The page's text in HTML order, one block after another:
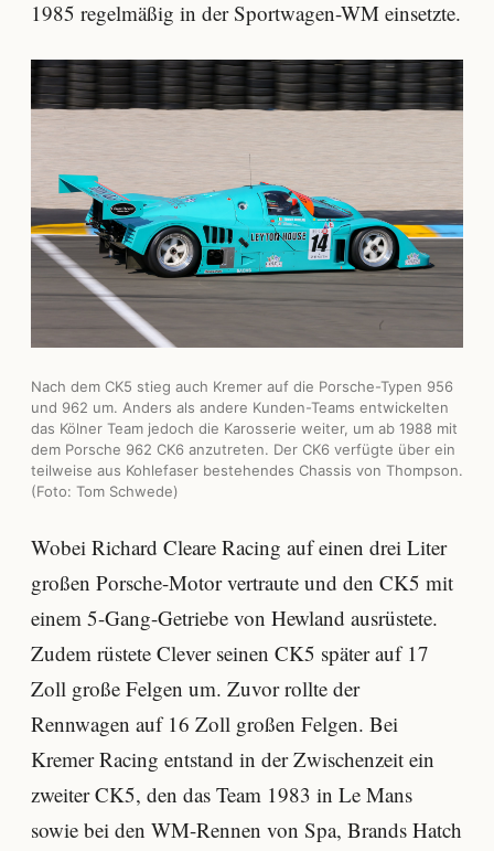
1985 regelmäßig in der Sportwagen-WM einsetzte.
Nach dem CK5 stieg auch Kremer auf die Porsche-Typen 956
und 962 um. Anders als andere Kunden-Teams entwickelten
das Kölner Team jedoch die Karosserie weiter, um ab 1988 mit
dem Porsche 962 CK6 anzutreten. Der CK6 verfügte über ein
teilweise aus Kohlefaser bestehendes Chassis von Thompson.
(Foto: Tom Schwede)
Wobei Richard Cleare Racing auf einen drei Liter
großen Porsche-Motor vertraute und den CK5 mit
einem 5-Gang-Getriebe von Hewland ausrüstete.
Zudem rüstete Clever seinen CK5 später auf 17
Zoll große Felgen um. Zuvor rollte der
Rennwagen auf 16 Zoll großen Felgen. Bei
Kremer Racing entstand in der Zwischenzeit ein
zweiter CK5, den das Team 1983 in Le Mans
sowie bei den WM-Rennen von Spa, Brands Hatch